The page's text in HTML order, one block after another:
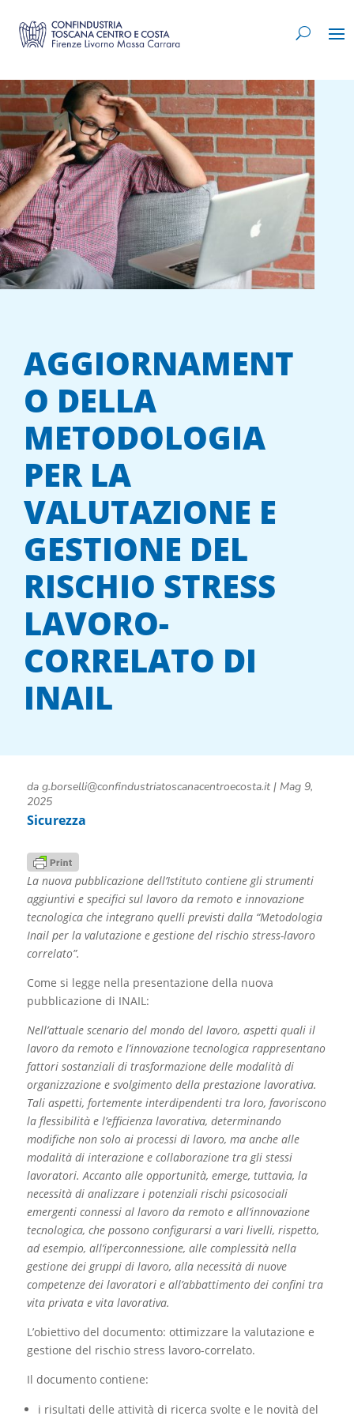
AGGIORNAMENT
O DELLA
METODOLOGIA
PER LA
VALUTAZIONE E
GESTIONE DEL
RISCHIO STRESS
LAVORO-
CORRELATO DI
INAIL
da g.borselli@confindustriatoscanacentroecosta.it| Mag 9,
2025
Sicurezza
La nuova pubblicazione dell’Istituto contiene gli strumenti
aggiuntivi e specifici sul lavoro da remoto e innovazione
tecnologica che integrano quelli previsti dalla “Metodologia
Inail per la valutazione e gestione del rischio stress-lavoro
correlato”.
Come si legge nella presentazione della nuova
pubblicazione di INAIL:
Nell’attuale scenario del mondo del lavoro, aspetti quali il
lavoro da remoto e l’innovazione tecnologica rappresentano
fattori sostanziali di trasformazione delle modalità di
organizzazione e svolgimento della prestazione lavorativa.
Tali aspetti, fortemente interdipendenti tra loro, favoriscono
la flessibilità e l’efficienza lavorativa, determinando
modifiche non solo ai processi di lavoro, ma anche alle
modalità di interazione e collaborazione tra gli stessi
lavoratori. Accanto alle opportunità, emerge, tuttavia, la
necessità di analizzare i potenziali rischi psicosociali
emergenti connessi al lavoro da remoto e all’innovazione
tecnologica, che possono configurarsi a vari livelli, rispetto,
ad esempio, all’iperconnessione, alle complessità nella
gestione dei gruppi di lavoro, alla necessità di nuove
competenze dei lavoratori e all’abbattimento dei confini tra
vita privata e vita lavorativa.
L’obiettivo del documento: ottimizzare la valutazione e
gestione del rischio stress lavoro-correlato.
Il documento contiene:
i risultati delle attività di ricerca svolte e le novità del